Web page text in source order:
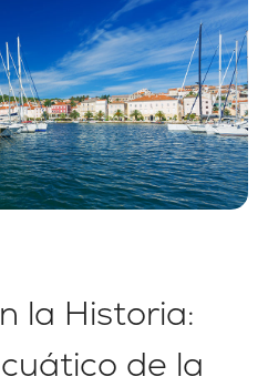
la Historia:
de la